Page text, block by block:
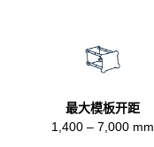
最大模板开距
1,400 – 7,000 mm